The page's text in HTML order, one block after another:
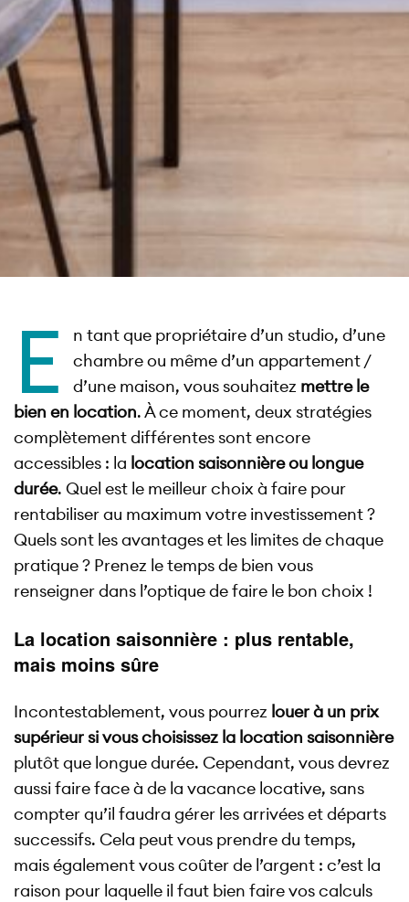
E
n tant que propriétaire d’un studio, d’une
chambre ou même d’un appartement /
d’une maison, vous souhaitez mettre le
bien en location. À ce moment, deux stratégies
complètement différentes sont encore
accessibles : la location saisonnière ou longue
durée. Quel est le meilleur choix à faire pour
rentabiliser au maximum votre investissement ?
Quels sont les avantages et les limites de chaque
pratique ? Prenez le temps de bien vous
renseigner dans l’optique de faire le bon choix !
La location saisonnière : plus rentable,
mais moins sûre
Incontestablement, vous pourrez louer à un prix
supérieur si vous choisissez la location saisonnière
plutôt que longue durée. Cependant, vous devrez
aussi faire face à de la vacance locative, sans
compter qu’il faudra gérer les arrivées et départs
successifs. Cela peut vous prendre du temps,
mais également vous coûter de l’argent : c’est la
raison pour laquelle il faut bien faire vos calculs